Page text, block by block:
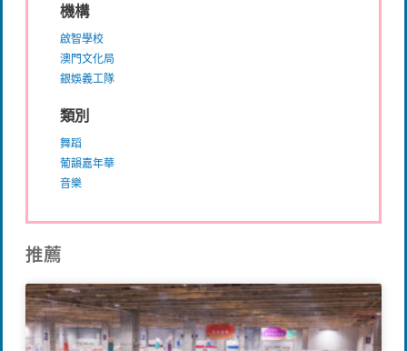
機構
啟智學校
澳門文化局
銀娛義工隊
類別
舞蹈
葡韻嘉年華
音樂
推薦